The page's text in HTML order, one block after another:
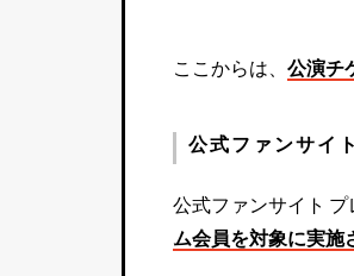
ここからは、 公演チ
公式ファンサイ
公式ファンサイト プ
ム会員を対象に実施